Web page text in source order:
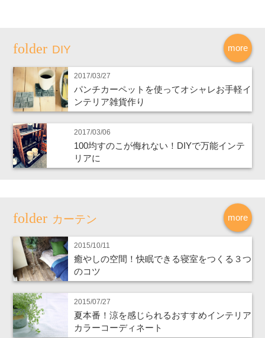
more
DIY
2017/03/27
パンチカーペットを使ってオシャレお手軽イ
ンテリア雑貨作り
2017/03/06
100均すのこが侮れない！DIYで万能インテ
リアに
more
カーテン
2015/10/11
癒やしの空間！快眠できる寝室をつくる３つ
のコツ
2015/07/27
夏本番！涼を感じられるおすすめインテリア
カラーコーディネート